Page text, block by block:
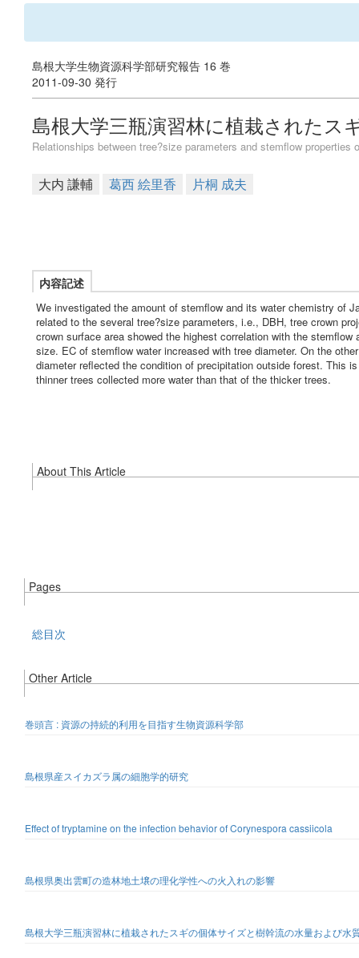
島根大学生物資源科学部研究報告 16 巻
2011-09-30 発行
島根大学三瓶演習林に植栽されたス
Relationships between tree?size parameters and stemflow
大内 謙輔 葛西 絵里香 片桐 成夫
内容記述
We investigated the amount of stemflow and its water chemistry of
related to the several tree?size parameters, i.e., DBH, tree crown
crown surface area showed the highest correlation with the
size. EC of stemflow water increased with tree diameter. On the
diameter reflected the condition of precipitation outside forest. This
thinner trees collected more water than that of the thicker trees.
About This Article
Pages
総目次
Other Article
巻頭言 : 資源の持続的利用を目指す生物資源科学部
島根県産スイカズラ属の細胞学的研究
Effect of tryptamine on the infection behavior of Corynespora cassiicola
島根県奥出雲町の造林地土壌の理化学性への火入れの影響
島根大学三瓶演習林に植栽されたスギの個体サイズと樹幹流の水量および水